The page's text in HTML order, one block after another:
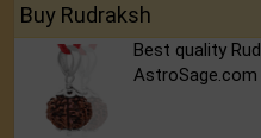
Buy Rudraksh
Best quality
AstroSage.com